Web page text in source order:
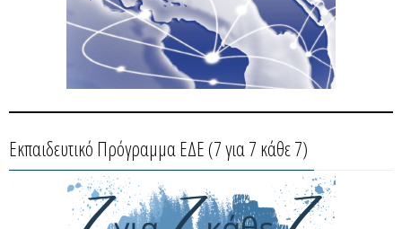
Εκπαιδευτικό Πρόγραμμα ΕΔΕ (7 για 7 κάθε 7)